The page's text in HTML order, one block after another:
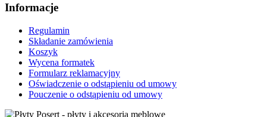
Informacje
Regulamin
Składanie zamówienia
Koszyk
Wycena formatek
Formularz reklamacyjny
Oświadczenie o odstąpieniu od umowy
Pouczenie o odstąpieniu od umowy